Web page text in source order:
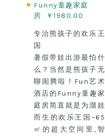
Funny童趣家庭
房 ￥1980.00
专治熊孩子的欢乐王
国
暑假带娃出游最怕什
么？当然是熊孩子无
聊闹腾啦！Fun艺术
酒店的Funny童趣家
庭房简直就是为溜娃
而生的欢乐王国~65
㎡的超大空间里,智